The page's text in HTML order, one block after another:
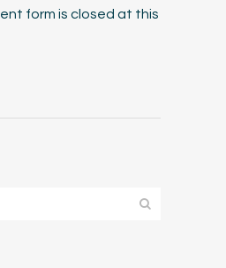
form is closed at this